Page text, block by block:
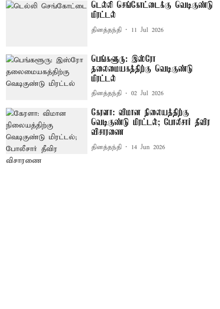
டெல்லி செங்கோட்டைக்கு வெடிகுண்டு
மிரட்டல்
தினத்தந்தி 11 Jul 2026
பெங்களூரு: இஸ்ரோ
தலைமையகத்திற்கு வெடிகுண்டு
மிரட்டல்
தினத்தந்தி 02 Jul 2026
கேரளா: விமான நிலையத்திற்கு
வெடிகுண்டு மிரட்டல்; போலீசார் தீவிர
விசாரணை
தினத்தந்தி 14 Jun 2026